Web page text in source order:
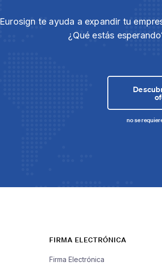
Eurosign te ayuda a expandir tu
¿Qué estás
no se
FIRMA ELECTRÓNICA
Firma Electrónica